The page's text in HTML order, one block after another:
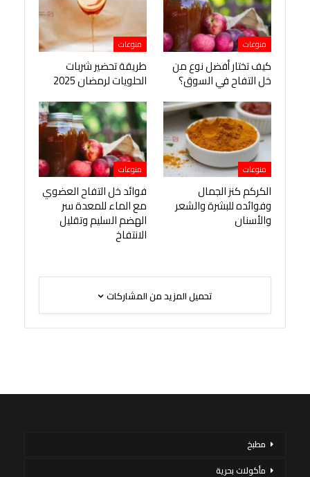
منوعات
كيف تختار أفضل نوع من
خل التفاح في السوق؟
منوعات
طريقة تحضير شربات
الحلويات لرمضان 2025
منوعات
الكركم كنز الجمال
وفوائده للبشرة والشعر
والأسنان
منوعات
فوائد خل التفاح العضوي
مع الماء للمعدة سر
الهضم السليم وتقليل
الانتفاخ
تحميل المزيد من المشاركات
مطبخ
مأكولات بحرية